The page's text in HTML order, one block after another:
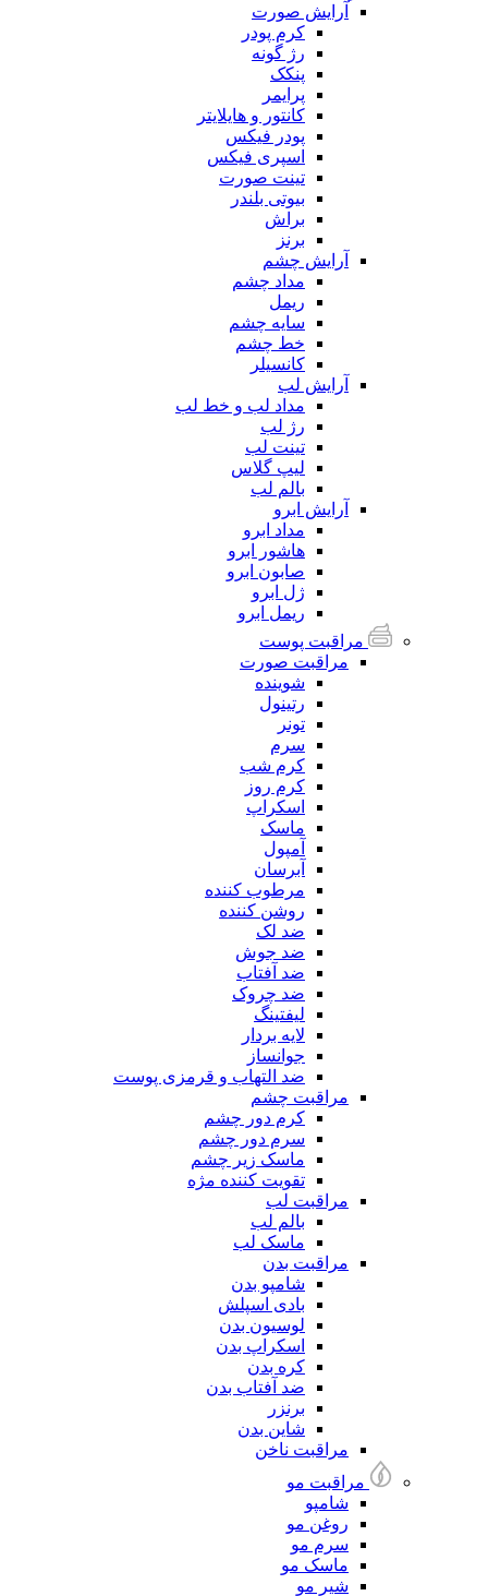
آرایش صورت
کرم پودر
رژ گونه
پنکک
پرایمر
کانتور و هایلایتر
پودر فیکس
اسپری فیکس
تینت صورت
بیوتی بلندر
براش
برنز
آرایش چشم
مداد چشم
ریمل
سایه چشم
خط چشم
کانسیلر
آرایش لب
مداد لب و خط لب
رژ لب
تینت لب
لیپ گلاس
بالم لب
آرایش ابرو
مداد ابرو
هاشور ابرو
صابون ابرو
ژل ابرو
ریمل ابرو
مراقبت پوست
مراقبت صورت
شوینده
رتینول
تونر
سرم
کرم شب
کرم روز
اسکراپ
ماسک
آمپول
آبرسان
مرطوب کننده
روشن کننده
ضد لک
ضد جوش
ضد آفتاب
ضد چروک
لیفتینگ
لایه بردار
جوانساز
ضد التهاب و قرمزی پوست
مراقبت چشم
کرم دور چشم
سرم دور چشم
ماسک زیر چشم
تقویت کننده مژه
مراقبت لب
بالم لب
ماسک لب
مراقبت بدن
شامپو بدن
بادی اسپلش
لوسیون بدن
اسکراپ بدن
کره بدن
ضد آفتاب بدن
برنزر
شاین بدن
مراقبت ناخن
مراقبت مو
شامپو
روغن مو
سرم مو
ماسک مو
شیر مو